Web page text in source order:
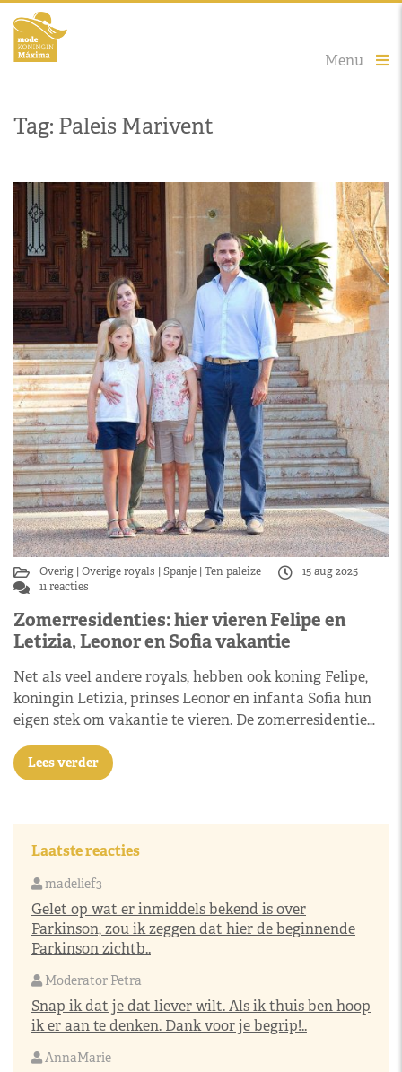
Menu
Tag: Paleis Marivent
Overig Overige royals Spanje Ten paleize
15 aug 2025
11 reacties
Zomerresidenties: hier vieren Felipe en
Letizia, Leonor en Sofia vakantie
Net als veel andere royals, hebben ook koning Felipe,
koningin Letizia, prinses Leonor en infanta Sofia hun
eigen stek om vakantie te vieren. De zomerresidentie…
Lees verder
Laatste reacties
madelief3
Gelet op wat er inmiddels bekend is over
Parkinson, zou ik zeggen dat hier de beginnende
Parkinson zichtb..
Moderator Petra
Snap ik dat je dat liever wilt. Als ik thuis ben hoop
ik er aan te denken. Dank voor je begrip!..
AnnaMarie